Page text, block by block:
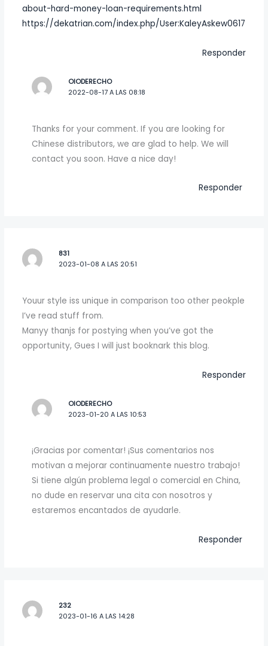
about-hard-money-loan-requirements.html
https://dekatrian.com/index.php/User:KaleyAskew0617
Responder
OIODERECHO
2022-08-17 A LAS 08:18
Thanks for your comment. If you are looking for
Chinese distributors, we are glad to help. We will
contact you soon. Have a nice day!
Responder
831
2023-01-08 A LAS 20:51
Youur style iss unique in comparison too other peokple
I’ve read stuff from.
Manyy thanjs for postying when you’ve got the
opportunity, Gues I will just booknark this blog.
Responder
OIODERECHO
2023-01-20 A LAS 10:53
¡Gracias por comentar! ¡Sus comentarios nos
motivan a mejorar continuamente nuestro trabajo!
Si tiene algún problema legal o comercial en China,
no dude en reservar una cita con nosotros y
estaremos encantados de ayudarle.
Responder
232
2023-01-16 A LAS 14:28